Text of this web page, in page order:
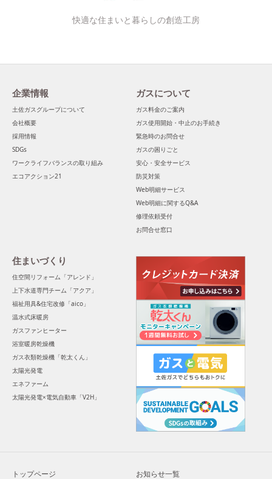
快適な住まいと暮らしの創造工房
企業情報
土佐ガスグループについて
会社概要
採用情報
SDGs
ワークライフバランスの取り組み
エコアクション21
ガスについて
ガス料金のご案内
ガス使用開始・中止のお手続き
緊急時のお問合せ
ガスの困りごと
安心・安全サービス
防災対策
Web明細サービス
Web明細に関するQ&A
修理依頼受付
お問合せ窓口
住まいづくり
住空間リフォーム「アレンド」
上下水道専門チーム「アクア」
福祉用具&住宅改修「aico」
温水式床暖房
ガスファンヒーター
浴室暖房乾燥機
ガス衣類乾燥機「乾太くん」
太陽光発電
エネファーム
太陽光発電×電気自動車「V2H」
トップページ お知らせ一覧